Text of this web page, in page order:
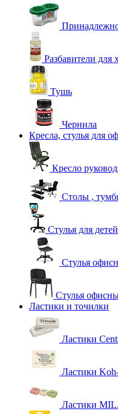
Разбавители для
Тушь
Чернила
Кресла, стулья для
Кресло
Столы ,
Стулья для детей
Стулья
Стулья
Ластики и точилки
Ластики
Ластики
Ластики